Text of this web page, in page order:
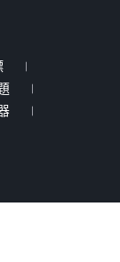
|
|
|